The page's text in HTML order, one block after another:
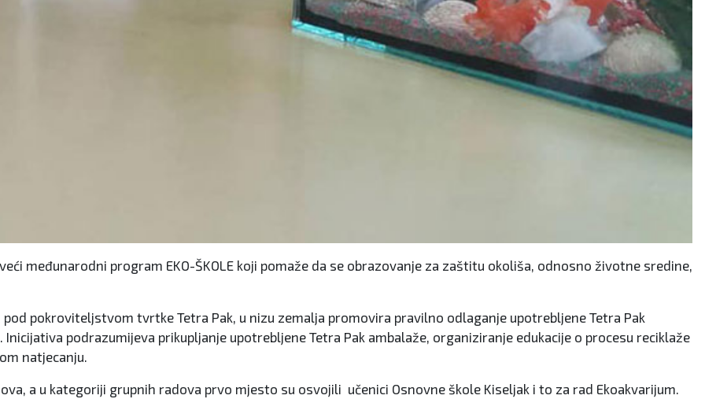
međunarodni program EKO-ŠKOLE koji pomaže da se obrazovanje za zaštitu okoliša, odnosno životne sredine,
pokroviteljstvom tvrtke Tetra Pak, u nizu zemalja promovira pravilno odlaganje upotrebljene Tetra Pak
podrazumijeva prikupljanje upotrebljene Tetra Pak ambalaže, organiziranje edukacije o procesu reciklaže
natjecanju.
a u kategoriji grupnih radova prvo mjesto su osvojili učenici Osnovne škole Kiseljak i to za rad Ekoakvarijum.